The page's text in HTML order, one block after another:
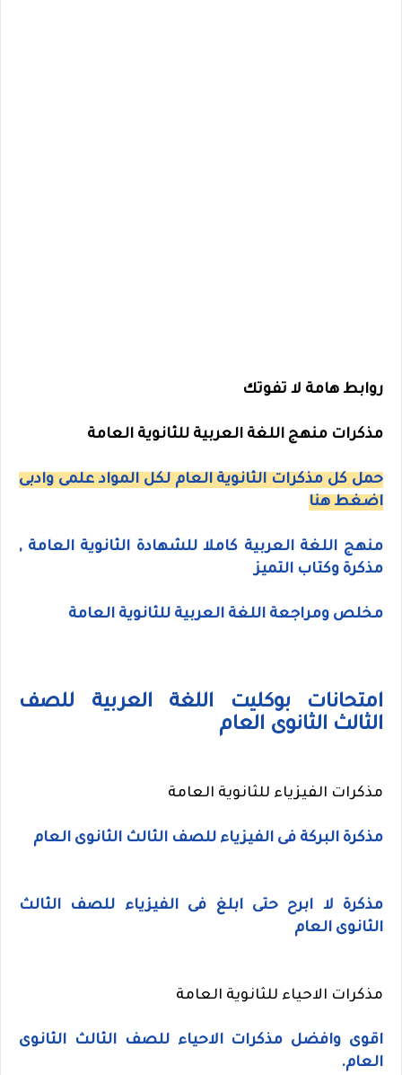
روابط هامة لا تفوتك
مذكرات منهج اللغة العربية للثانوية العامة
حمل كل مذكرات الثانوية العام لكل المواد علمى وادبى
اضغط هنا
منهج اللغة العربية كاملا للشهادة الثانوية العامة ,
مذكرة وكتاب التميز
مخلص ومراجعة اللغة العربية للثانوية العامة
امتحانات بوكليت اللغة العربية للصف
الثالث الثانوى العام
مذكرات الفيزياء للثانوية العامة
مذكرة البركة فى الفيزياء للصف الثالث الثانوى العام
مذكرة لا ابرح حتى ابلغ فى الفيزياء للصف الثالث
الثانوى العام
مذكرات الاحياء للثانوية العامة
اقوى وافضل مذكرات الاحياء للصف الثالث الثانوى
العام.